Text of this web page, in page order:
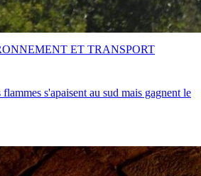
s'apaisent au sud mais gagnent le
ET TRANSPORT